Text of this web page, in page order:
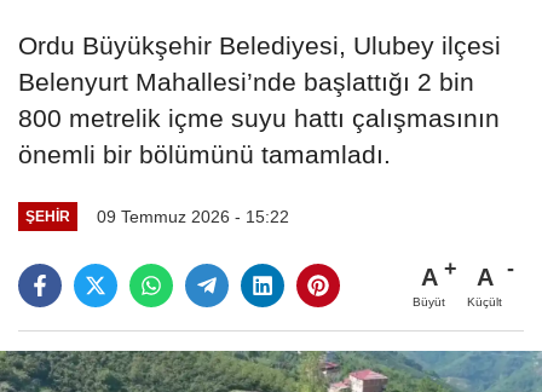
Ordu Büyükşehir Belediyesi, Ulubey ilçesi
Belenyurt Mahallesi’nde başlattığı 2 bin
800 metrelik içme suyu hattı çalışmasının
önemli bir bölümünü tamamladı.
ŞEHIR 09 Temmuz 2026 - 15:22
A
Büyüt
A
Küçült